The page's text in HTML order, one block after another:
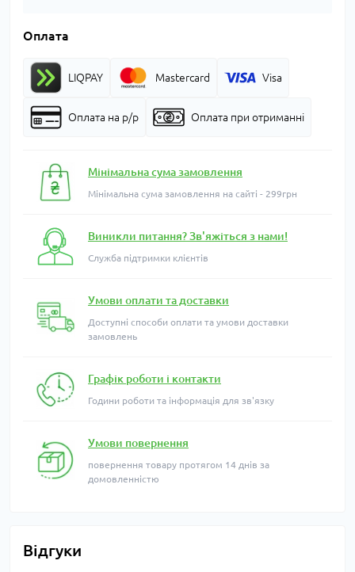
Оплата
LIQPAY Mastercard Visa
Оплата на р/р Оплата при отриманні
Мінімальна сума замовлення
Мінімальна сума замовлення на сайті - 299грн
Виникли питання? Зв'яжіться з нами!
Служба підтримки клієнтів
Умови оплати та доставки
Доступні способи оплати та умови доставки
замовлень
Графік роботи і контакти
Години роботи та інформація для зв'язку
Умови повернення
повернення товару протягом 14 днів за
домовленністю
Відгуки